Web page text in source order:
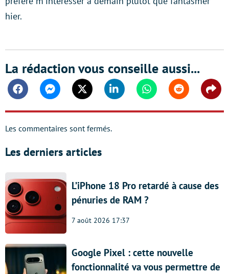
hier.
La rédaction vous conseille aussi...
FacebookMessengerTwitter Linkedin WhatsappReddit
Les commentaires sont fermés.
Les derniers articles
L’iPhone 18 Pro retardé à cause des
pénuries de RAM ?
7 août 2026 17:37
Google Pixel : cette nouvelle
fonctionnalité va vous permettre de